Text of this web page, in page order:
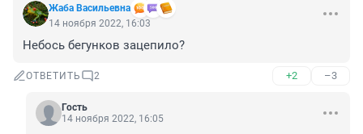
Жаба Васильевна
14 ноября 2022, 16:03
Небось бегунков зацепило?
ОТВЕТИТЬ 2 +2 –3
Гость
14 ноября 2022, 16:05